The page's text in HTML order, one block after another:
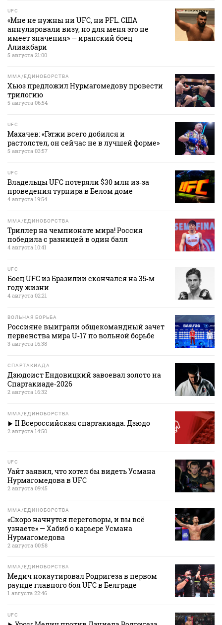
UFC
«Мне не нужны ни UFC, ни PFL. США
аннулировали визу, но для меня это не
имеет значения» — иранский боец
Алиакбари
5 августа 21:00
MMA/ЕДИНОБОРСТВА
Хьюз предложил Нурмагомедову провести
трилогию
5 августа 06:54
UFC
Махачев: «Гэтжи всего добился и
растолстел, он сейчас не в лучшей форме»
5 августа 03:57
UFC
Владельцы UFC потеряли $30 млн из‑за
проведения турнира в Белом доме
4 августа 19:54
MMA/ЕДИНОБОРСТВА
Триллер на чемпионате мира! Россия
победила с разницей в один балл
4 августа 10:41
UFC
Боец UFC из Бразилии скончался на 35‑м
году жизни
4 августа 02:21
ВОЛЬНАЯ БОРЬБА
Россияне выиграли общекомандный зачет
первенства мира U‑17 по вольной борьбе
3 августа 16:38
СПАРТАКИАДА
Дзюдоист Ендовицкий завоевал золото на
Спартакиаде‑2026
2 августа 16:32
MMA/ЕДИНОБОРСТВА
II Всероссийская спартакиада. Дзюдо
2 августа 14:50
UFC
Уайт заявил, что хотел бы видеть Усмана
Нурмагомедова в UFC
2 августа 09:45
MMA/ЕДИНОБОРСТВА
«Скоро начнутся переговоры, и вы всё
узнаете» — Хабиб о карьере Усмана
Нурмагомедова
2 августа 00:58
MMA/ЕДИНОБОРСТВА
Медич нокаутировал Родригеза в первом
раунде главного боя UFC в Белграде
1 августа 22:46
UFC